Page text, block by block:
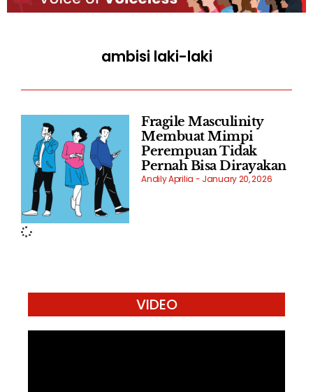
ambisi laki-laki
Fragile Masculinity
Membuat Mimpi
Perempuan Tidak
Pernah Bisa Dirayakan
Andily Aprilia January 20, 2026
VIDEO